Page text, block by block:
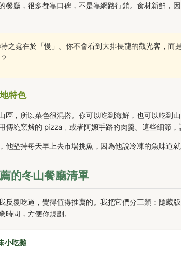
餐廳，很多都靠口碑，不是靠網路行銷。食材新鮮，
之處在於「慢」。你不會看到大排長龍的觀光客，而
特色
區，所以菜色很混搭。你可以吃到海鮮，也可以吃到
傳統窯烤的 pizza，或者阿嬤手路的肉羹。這些細節
他堅持每天早上去市場挑魚，因為他說冷凍的魚味道
的冬山餐廳清單
反覆吃過，覺得值得推薦的。我把它們分三類：隱藏
時間，方便你規劃。
小吃攤